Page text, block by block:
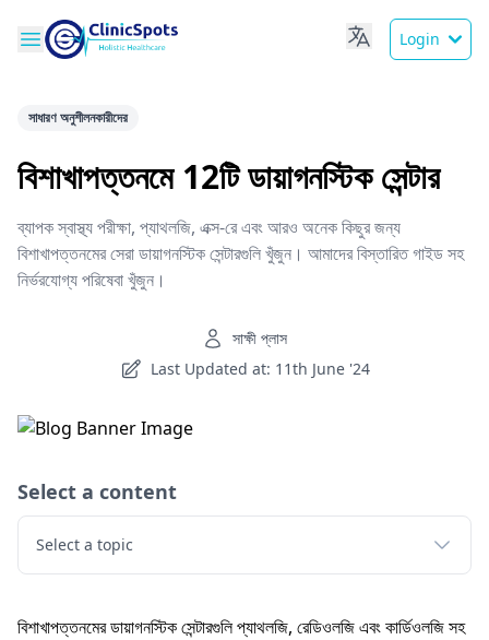
Login
সাধারণ অনুশীলনকারীদের
বিশাখাপত্তনমে 12টি ডায়াগনস্টিক সেন্টার
ব্যাপক স্বাস্থ্য পরীক্ষা, প্যাথলজি, এক্স-রে এবং আরও অনেক কিছুর জন্য
বিশাখাপত্তনমের সেরা ডায়াগনস্টিক সেন্টারগুলি খুঁজুন। আমাদের বিস্তারিত গাইড সহ
নির্ভরযোগ্য পরিষেবা খুঁজুন।
সাক্ষী প্লাস
Last Updated at: 11th June '24
Select a content
Select a topic
বিশাখাপত্তনমের ডায়াগনস্টিক সেন্টারগুলি প্যাথলজি, রেডিওলজি এবং কার্ডিওলজি সহ